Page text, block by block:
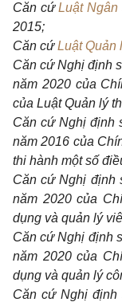
Căn cứLuật
2015;
Căn cứLuật Quản
Căn cứ Nghị định
năm 2020 của
của Luật Quản lý
Căn cứ Nghị định
năm 2016 của
thi hành một số
Căn cứ Nghị định
năm 2020 của
dụng và quản lý
Căn cứ Nghị định
năm 2020 của
dụng và quản lý
Căn cứ Nghị định